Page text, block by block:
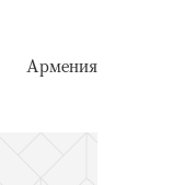
Армения